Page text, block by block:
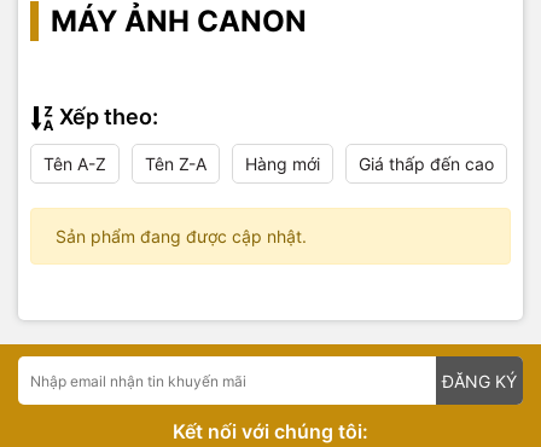
MÁY ẢNH CANON
Xếp theo:
Tên A-Z Tên Z-A Hàng mới Giá thấp đến cao
Sản phẩm đang được cập nhật.
ĐĂNG KÝ
Kết nối với chúng tôi: